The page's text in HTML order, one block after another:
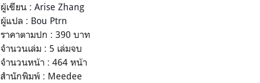
ผู้เขียน : Arise Zhang
ผู้แปล : Bou Ptrn
ราคาตามปก : 390 บาท
จำนวนเล่ม : 5 เล่มจบ
จำนวนหน้า : 464 หน้า
สำนักพิมพ์ : Meedee